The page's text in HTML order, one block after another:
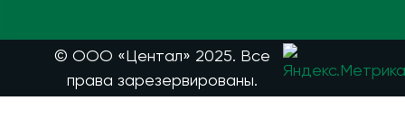
© ООО «Центал» 2025. Все
права зарезервированы.